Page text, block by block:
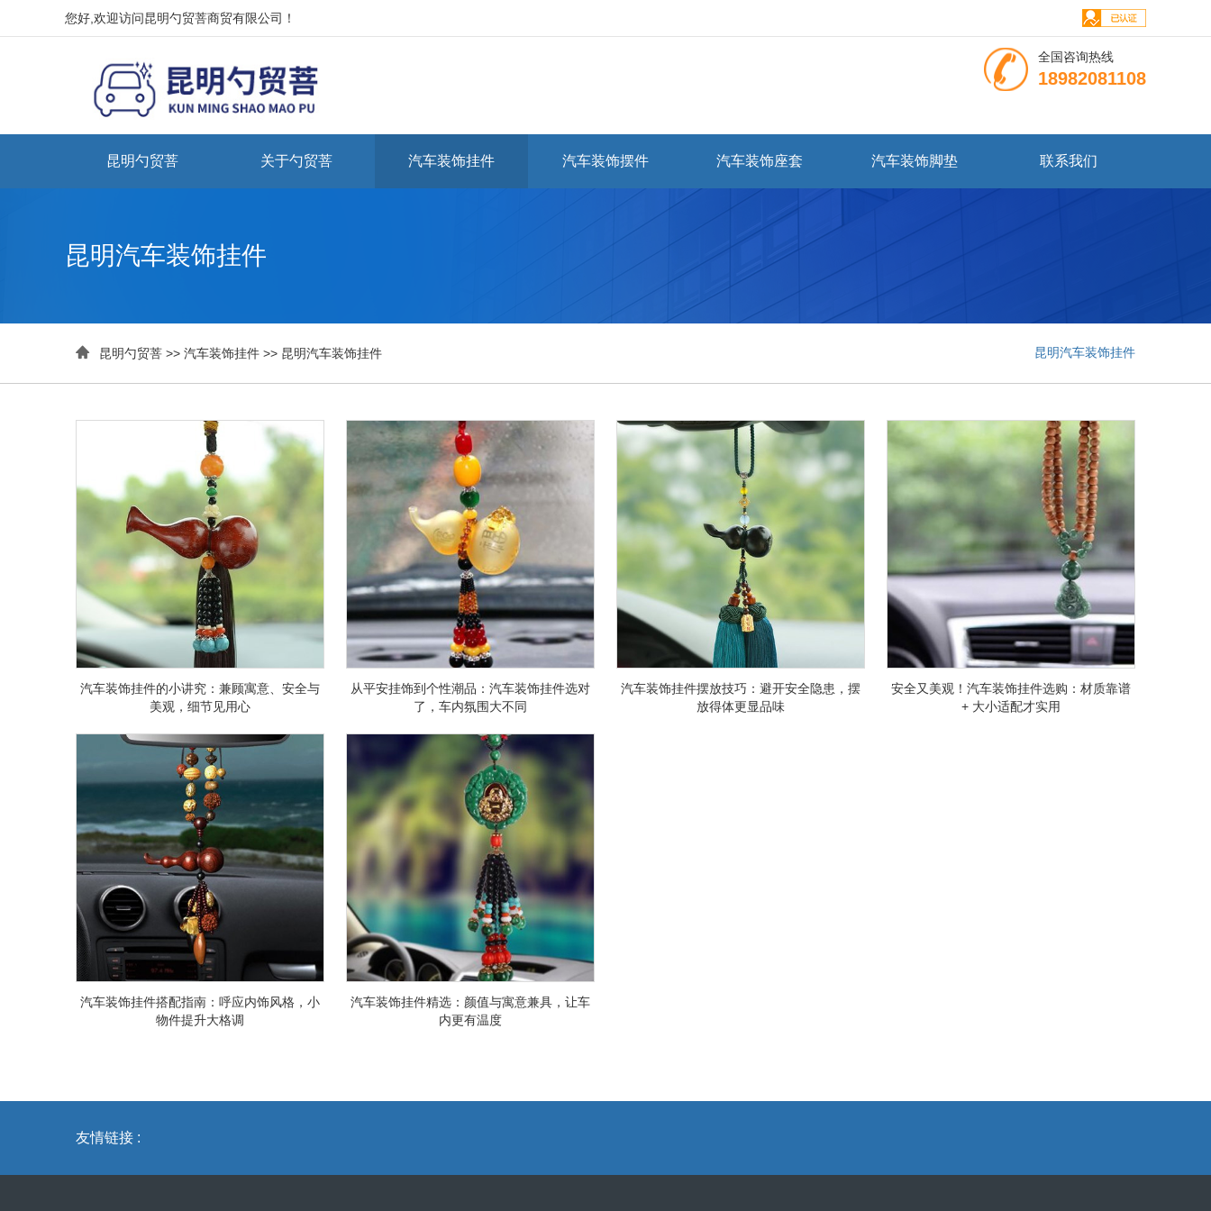
您好,欢迎访问昆明勺贸菩商贸有限公司！
全国咨询热线
18982081108
昆明勺贸菩 关于勺贸菩 汽车装饰挂件 汽车装饰摆件 汽车装饰座套 汽车装饰脚垫 联系我们
昆明汽车装饰挂件
 昆明勺贸菩 >> 汽车装饰挂件 >> 昆明汽车装饰挂件 昆明汽车装饰挂件
汽车装饰挂件的小讲究：兼顾寓意、安全与
美观，细节见用心
从平安挂饰到个性潮品：汽车装饰挂件选对
了，车内氛围大不同
汽车装饰挂件摆放技巧：避开安全隐患，摆
放得体更显品味
安全又美观！汽车装饰挂件选购：材质靠谱
+ 大小适配才实用
汽车装饰挂件搭配指南：呼应内饰风格，小
物件提升大格调
汽车装饰挂件精选：颜值与寓意兼具，让车
内更有温度
友情链接 :